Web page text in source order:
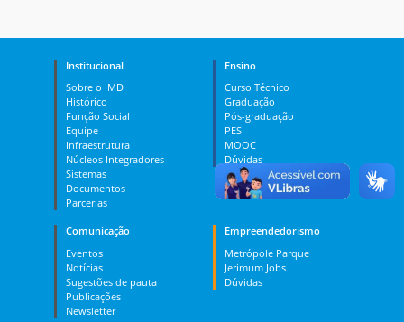
Institucional
Sobre o IMD
Histórico
Função Social
Equipe
Infraestrutura
Núcleos Integradores
Sistemas
Documentos
Parcerias
Ensino
Curso Técnico
Graduação
Pós-graduação
PES
MOOC
Dúvidas
Comunicação
Eventos
Notícias
Sugestões de pauta
Publicações
Newsletter
Empreendedorismo
Metrópole Parque
Jerimum Jobs
Dúvidas